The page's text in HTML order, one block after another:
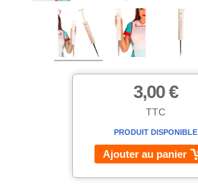
3,00 €
TTC
PRODUIT DISPONIBLE
Ajouter au panier